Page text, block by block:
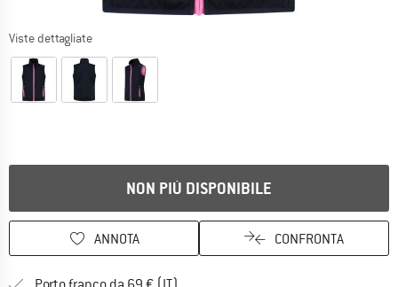
Viste dettagliate
NON PIÙ DISPONIBILE
ANNOTA CONFRONTA